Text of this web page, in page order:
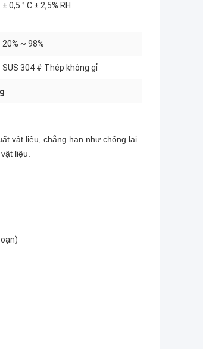
± 0,5 ° C ± 2,5% RH
20% ~ 98%
SUS 304 # Thép không gỉ
vật liệu, chẳng hạn như chống lại
liệu.